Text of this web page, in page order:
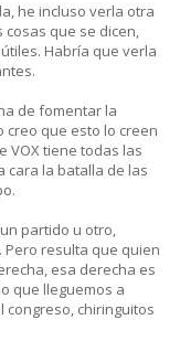
he incluso verla otra
cosas que se dicen,
Habría que verla
de fomentar la
creo que esto lo creen
VOX tiene todas las
cara la batalla de las
partido u otro,
resulta que quien
esa derecha es
que lleguemos a
chiringuitos